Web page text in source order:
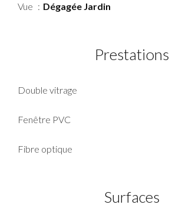
Vue Dégagée Jardin
Prestations
Double vitrage
Fenêtre PVC
Fibre optique
Surfaces